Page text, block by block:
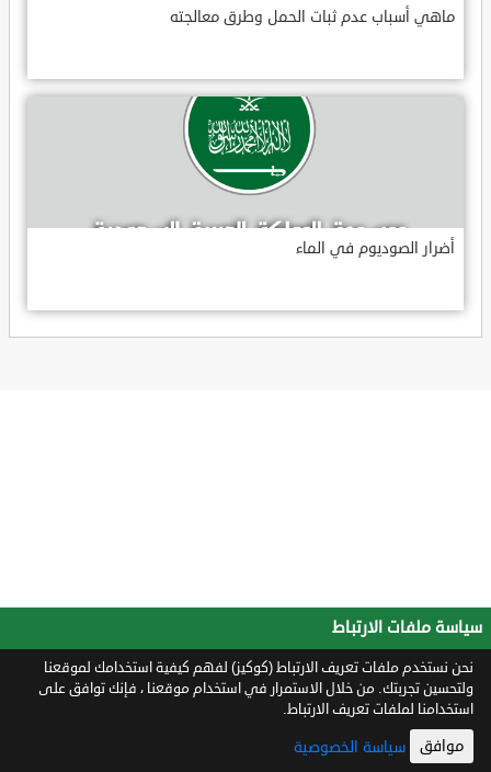
ماهي أسباب عدم ثبات الحمل وطرق معالجته
أضرار الصوديوم في الماء
سياسة ملفات الارتباط
نحن نستخدم ملفات تعريف الارتباط (كوكيز) لفهم كيفية استخدامك لموقعنا
ولتحسين تجربتك. من خلال الاستمرار في استخدام موقعنا ، فإنك توافق على
استخدامنا لملفات تعريف الارتباط.
موافق سياسة الخصوصية